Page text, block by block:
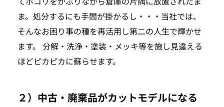
ま。処分するにも手間が掛かるし・・・当社では、
そんなお困り事の種を再活用し第二の人生で輝かせ
ます。 分解・洗浄・塗装・メッキ等を施し見違える
ほどピカピカに蘇らせます。
２）中古・廃棄品がカットモデルになる